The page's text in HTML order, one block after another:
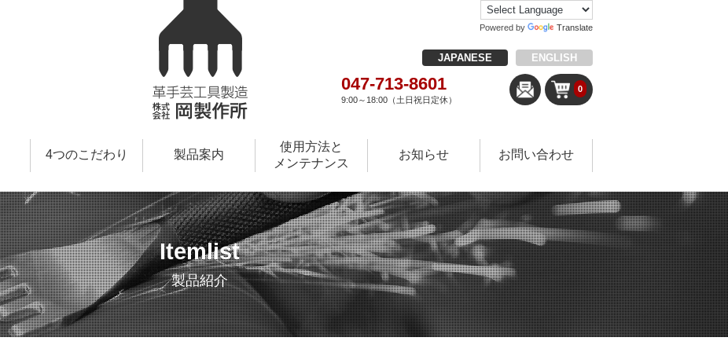
Powered by Translate
JAPANESE ENGLISH
047-713-8601
9:00～18:00（土日祝日定休）
0
4つのこだわり 製品案内
使用方法と
メンテナンス
お知らせ お問い合わせ
Itemlist
製品紹介